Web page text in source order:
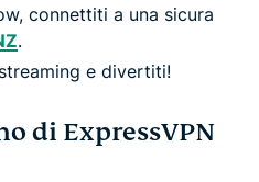
connettiti a una sicura
.
e divertiti!
di ExpressVPN